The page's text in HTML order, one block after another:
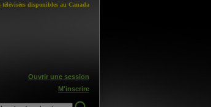
disponibles au Canada
Ouvrir une session
M'inscrire